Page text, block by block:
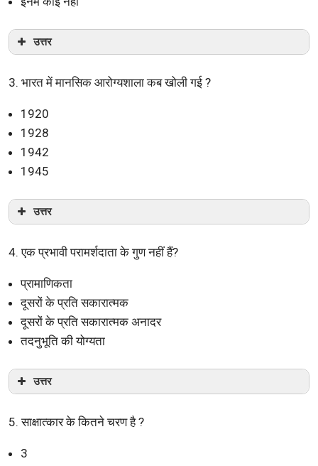
उत्तर
3. भारत में मानसिक आरोग्यशाला कब खोली गई ?
1920
1928
1942
1945
उत्तर
4. एक प्रभावी परामर्शदाता के गुण नहीं हैं?
प्रामाणिकता
दूसरों के प्रति सकारात्मक
दूसरों के प्रति सकारात्मक अनादर
तदनुभूति की योग्यता
उत्तर
5. साक्षात्कार के कितने चरण है ?
3